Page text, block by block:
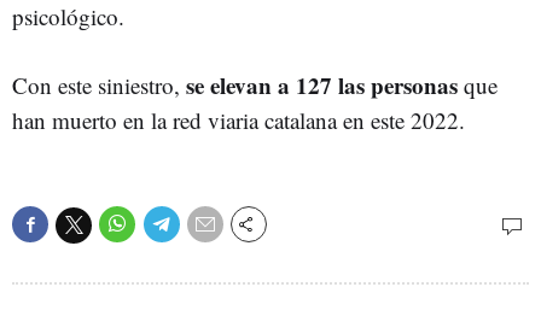
psicológico.
Con este siniestro, se elevan a 127 las personas que
han muerto en la red viaria catalana en este 2022.